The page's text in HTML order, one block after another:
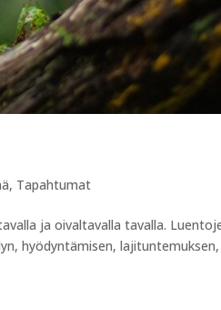
, Tapahtumat
ja oivaltavalla tavalla.
hyödyntämisen, lajituntemuksen,